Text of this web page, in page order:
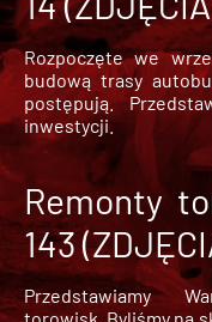
Rozpoczęte we
budową trasy
postępują.
inwestycji.
Remonty
143
Przedstawiamy